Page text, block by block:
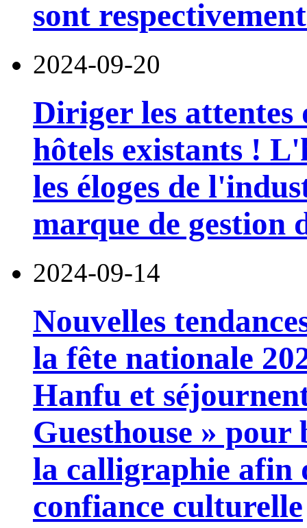
sont
2024-09-20
Diriger les attentes
hôtels existants !
les éloges de
marque de gestion
2024-09-14
Nouvelles
la fête nationale
Hanfu et
Guesthouse »
la calligraphie afin
confiance culturelle